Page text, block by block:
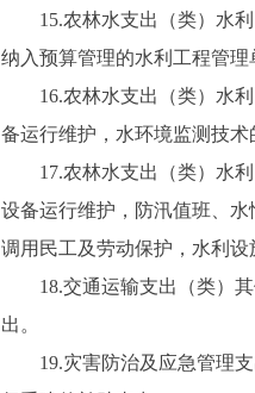
15.农林水支出（类）水利
纳入预算管理的水利工程管理
16.农林水支出（类）水利
备运行维护，水环境监测技
17.农林水支出（类）水利
设备运行维护，防汛值班、
调用民工及劳动保护，水利
18.交通运输支出（类）其
出。
19.灾害防治及应急管理支